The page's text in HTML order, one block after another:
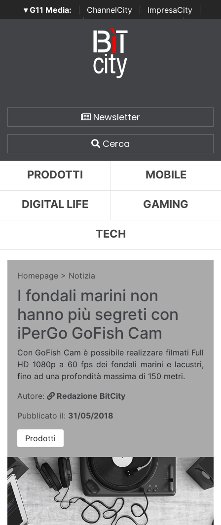
▾ G11 Media: ChannelCity ImpresaCity
SecurityOpenLab | Italian Channel Awards | Italian
Italian Security Awards
Newsletter
Cerca
PRODOTTI MOBILE
DIGITAL LIFE GAMING
TECH
Homepage > Notizia
I fondali marini non
hanno più segreti con
iPerGo GoFish Cam
Con GoFish Cam è possibile realizzare filmati Full
HD 1080p a 60 fps dei fondali marini e lacustri,
fino ad una profondità massima di 150 metri.
Autore:
Redazione BitCity
Pubblicato il: 31/05/2018
Prodotti